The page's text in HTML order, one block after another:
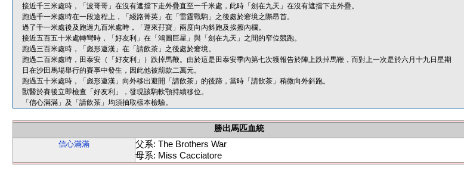
接近千三米處時，「波哥哥」在沒有遮擋下走外疊直至一千米處，此時「劍在九天」在沒有遮擋下走外疊。
跑過千一米處時在一段途程上，「綫路菁英」在「雷霆戰駒」之後處於窘境之際昂首。
過了千一米處後及跑過九百米處時，「運來孖寶」兩度向內斜跑及挨擦內欄。
接近五百五十米處轉彎時，「好友利」在「鴻圖巨星」與「劍在九天」之間的窄位競跑。
跑過三百米處時，「彪形遨漢」在「請飲茶」之後處於窘境。
跑過二百米處時，田泰安（「好友利」）跌掉馬鞭。由於這是田泰安季內第七次獲報告於陣上跌掉馬鞭，而對上一次是於六月十九日星期
日在沙田馬場舉行的賽事中發生，因此他被罰款二萬元。
跑過五十米處時，「彪形遨漢」向外移出避開「請飲茶」的後蹄，當時「請飲茶」稍微向外斜跑。
獸醫於賽後立即檢查「好友利」，發現該駒軟顎持續移位。
「信心滿滿」及「請飲茶」均須抽取樣本檢驗。
勝出馬匹血統
信心滿滿
父系: The Brothers War
母系: Miss Cacciatore